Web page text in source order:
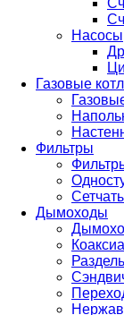
Насосы
Газовые
Фильтры
Дымоходы